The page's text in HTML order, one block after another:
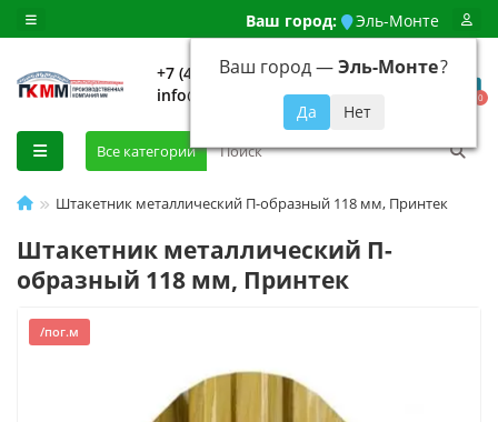
Ваш город: Эль-Монте
Ваш город —Эль-Монте?
+7 (499) 648-92-94
info@evroshtaketnikmoskva.ru
0
Все категории
Штакетник металлический П-образный 118 мм, Принтек
Штакетник металлический П-
образный 118 мм, Принтек
/пог.м